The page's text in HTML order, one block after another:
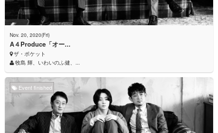
Nov. 20, 2020(Fri)
A４Produce「オー...
ザ・ポケット
牧島 輝、いわいのふ健、...
Event finished